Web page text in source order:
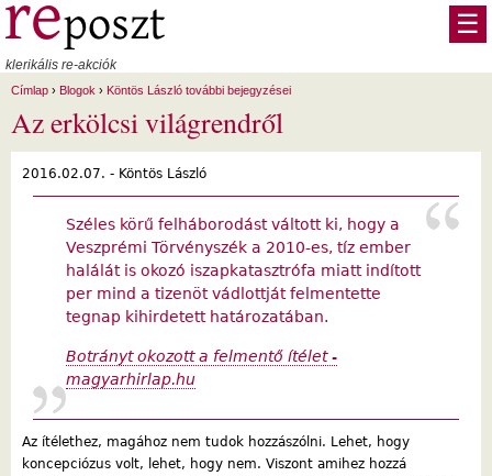
Ugrás a tartalomra
klerikális re-akciók
☰
Címlap › Blogok › Köntös László további bejegyzései
Az erkölcsi világrendről
2016.02.07. - Köntös László
Széles körű felháborodást váltott ki, hogy a
Veszprémi Törvényszék a 2010-es, tíz ember
halálát is okozó iszapkatasztrófa miatt indított
per mind a tizenöt vádlottját felmentette
tegnap kihirdetett határozatában.
Botrányt okozott a felmentő ítélet -
magyarhirlap.hu
Az ítélethez, magához nem tudok hozzászólni. Lehet, hogy
koncepciózus volt, lehet, hogy nem. Viszont amihez hozzá